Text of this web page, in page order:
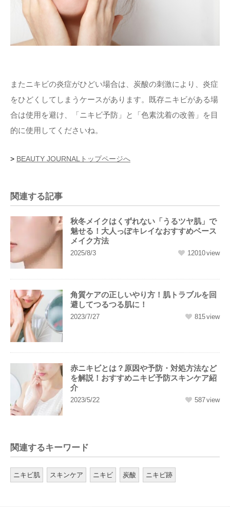
またニキビの炎症がひどい場合は、炭酸の刺激により、炎症
をひどくしてしまうケースがあります。既存ニキビがある場
合は使用を避け、「ニキビ予防」と「色素沈着の改善」を目
的に使用してくださいね。
> BEAUTY JOURNALトップページへ
関連する記事
秋冬メイクはくずれない「うるツヤ肌」で
魅せる！大人っぽキレイなおすすめベース
メイク方法
2025/8/3 12010
角質ケアの正しいやり方！肌トラブルを回
避してつるつる肌に！
2023/7/27 815
赤ニキビとは？原因や予防・対処方法など
を解説！おすすめニキビ予防スキンケア紹
介
2023/5/22 587
関連するキーワード
ニキビ肌 スキンケア ニキビ 炭酸 ニキビ跡